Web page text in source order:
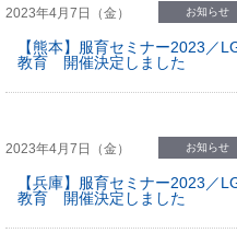
2023年4月7日（金） お知らせ
【熊本】服育セミナー2023／
教育 開催決定しました
2023年4月7日（金） お知らせ
【兵庫】服育セミナー2023／
教育 開催決定しました